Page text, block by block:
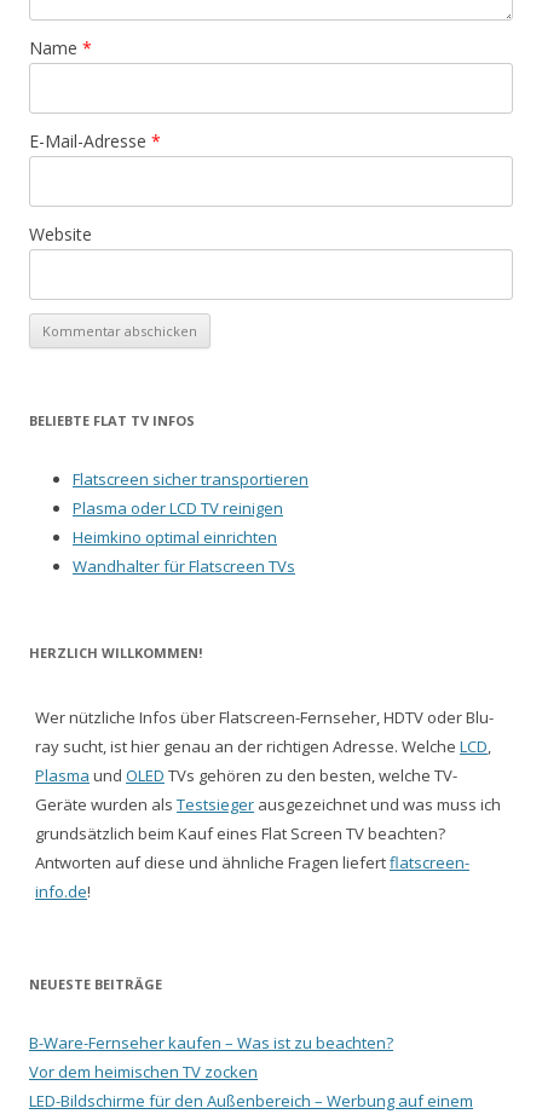
Name *
E-Mail-Adresse *
Website
BELIEBTE FLAT TV INFOS
Flatscreen sicher transportieren
Plasma oder LCD TV reinigen
Heimkino optimal einrichten
Wandhalter für Flatscreen TVs
HERZLICH WILLKOMMEN!
Wer nützliche Infos über Flatscreen-Fernseher, HDTV oder Blu-
ray sucht, ist hier genau an der richtigen Adresse. Welche LCD,
Plasma und OLED TVs gehören zu den besten, welche TV-
Geräte wurden als Testsieger ausgezeichnet und was muss ich
grundsätzlich beim Kauf eines Flat Screen TV beachten?
Antworten auf diese und ähnliche Fragen liefertflatscreen-
info.de!
NEUESTE BEITRÄGE
B-Ware-Fernseher kaufen – Was ist zu beachten?
Vor dem heimischen TV zocken
LED-Bildschirme für den Außenbereich – Werbung auf einem